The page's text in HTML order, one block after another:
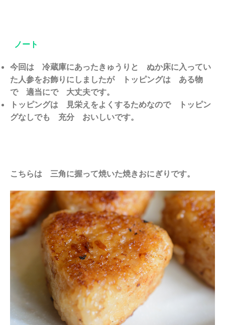
ノート
今回は 冷蔵庫にあったきゅうりと ぬか床に入ってい
た人参をお飾りにしましたが トッピングは ある物
で 適当にで 大丈夫です。
トッピングは 見栄えをよくするためなので トッピン
グなしでも 充分 おいしいです。
こちらは 三角に握って焼いた焼きおにぎりです。